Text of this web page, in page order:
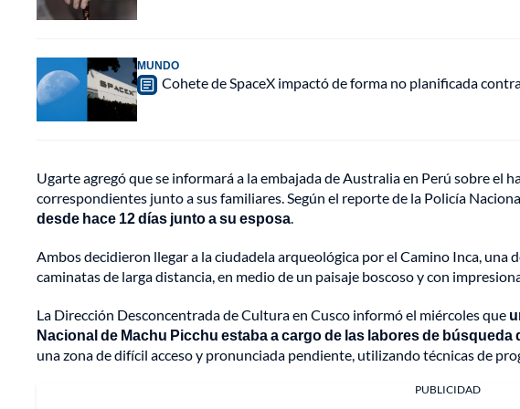
MUNDO
Cohete de SpaceX impactó de forma no planificada
Ugarte agregó que se informará a la embajada de Australia en Perú sobre el
correspondientes junto a sus familiares. Según el reporte de la Policía
desde hace 12 días junto a su esposa.
Ambos decidieron llegar a la ciudadela arqueológica por el Camino Inca,
caminatas de larga distancia, en medio de un paisaje boscoso y con
La Dirección Desconcentrada de Cultura en Cusco informó el miércoles que
Nacional de Machu Picchu estaba a cargo de las labores de búsqueda
una zona de difícil acceso y pronunciada pendiente, utilizando técnicas de
PUBLICIDAD